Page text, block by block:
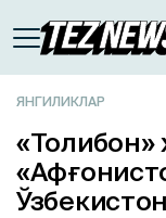
ЯНГИЛИКЛАР
«Толибон»